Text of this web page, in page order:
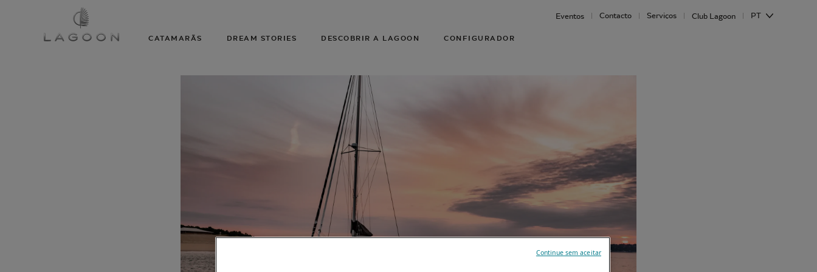
CATAMARÃS DREAM STORIES DESCOBRIR A LAGOON CONFIGURADOR
Eventos Contacto Serviços Club Lagoon PT
Continue sem aceitar